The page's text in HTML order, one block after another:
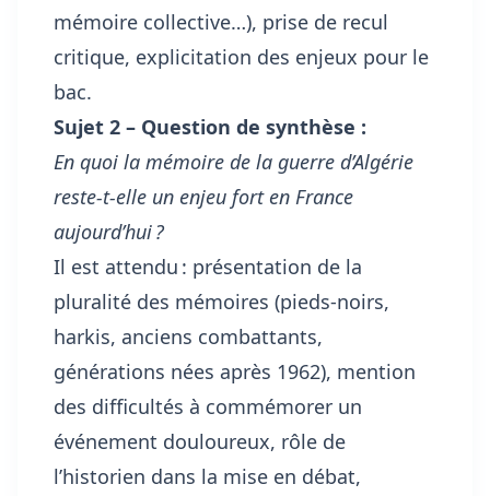
mémoire collective…), prise de recul
critique, explicitation des enjeux pour le
bac.
Sujet 2 – Question de synthèse :
En quoi la mémoire de la guerre d’Algérie
reste-t-elle un enjeu fort en France
aujourd’hui ?
Il est attendu : présentation de la
pluralité des mémoires (pieds-noirs,
harkis, anciens combattants,
générations nées après 1962), mention
des difficultés à commémorer un
événement douloureux, rôle de
l’historien dans la mise en débat,